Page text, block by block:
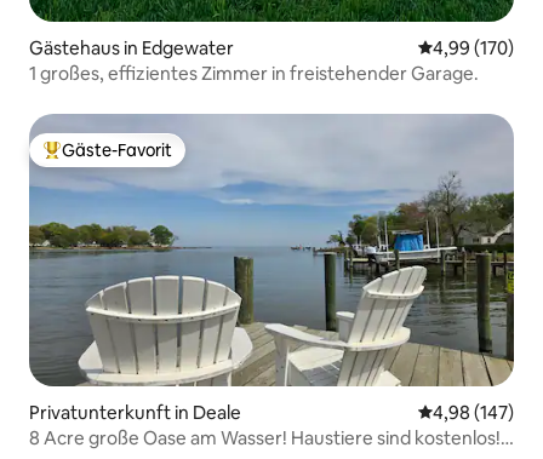
Gästehaus in Edgewater
4,99 (170)
1 großes, effizientes Zimmer in freistehender Garage.
Beliebter Gäste-Favorit.
Gäste-Favorit
Privatunterkunft in Deale
4,98 (147)
8 Acre große Oase am Wasser! Haustiere sind kostenlos!